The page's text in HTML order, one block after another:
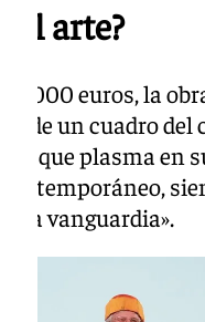
al arte?
39.000 euros, la
de un cuadro
que plasma en
la vanguardia».